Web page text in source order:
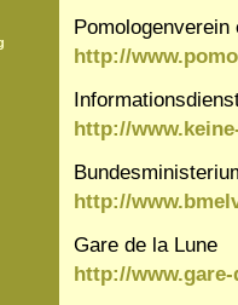
Pomologenverein
http://
http://
http://
Gare de la Lune
http://